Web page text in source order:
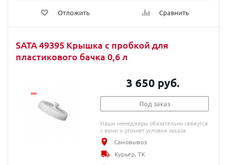
Отложить Сравнить
SATA 49395 Крышка с пробкой для
пластикового бачка 0,6 л
3 650 руб.
Под заказ
Наши менеджеры обязательно свяжутся
с вами и уточнят условия заказа
Самовывоз
Курьер, ТК